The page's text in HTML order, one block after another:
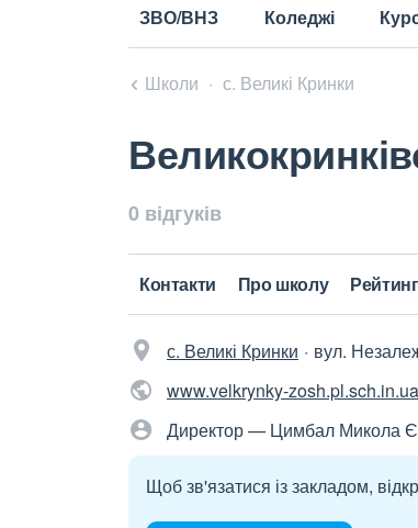
ЗВО/ВНЗ Коледжі
Школи с. Великі Кринки
0 відгуків
Контакти Про школу Рейтинг
с. Великі Кринки вул.
www.velkrynky-zosh.pl.sch.in.ua
Директор — Цимбал Микола
Щоб зв'язатися із закладом,